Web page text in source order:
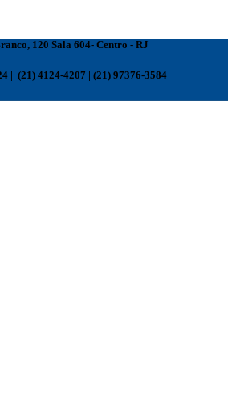
120 Sala 604- Centro - RJ
| (21) 4124-4207 | (21) 97376-3584